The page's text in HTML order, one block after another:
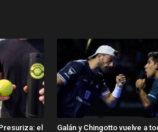
el
Galán y Chingotto vuelve a